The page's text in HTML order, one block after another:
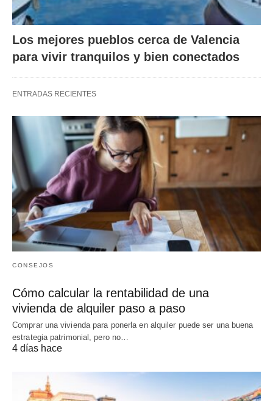
Los mejores pueblos cerca de Valencia
para vivir tranquilos y bien conectados
ENTRADAS RECIENTES
CONSEJOS
Cómo calcular la rentabilidad de una
vivienda de alquiler paso a paso
Comprar una vivienda para ponerla en alquiler puede ser una buena
estrategia patrimonial, pero no…
4 días hace